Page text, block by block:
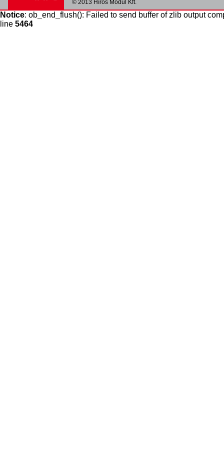
© 2013 Hírös Modul Kft.
Notice: ob_end_flush(): Failed to send buffer of zlib output
line 5464